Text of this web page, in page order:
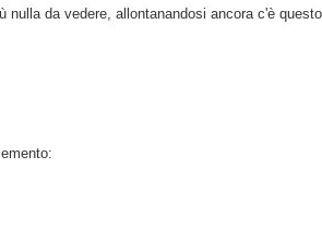
nulla da vedere, allontanandosi ancora c'è